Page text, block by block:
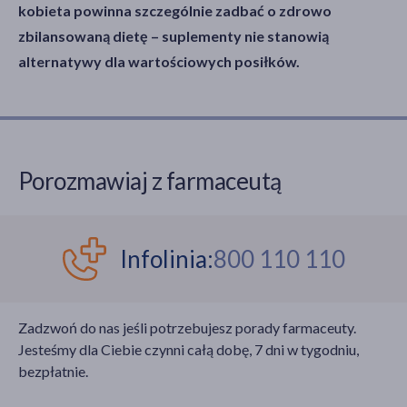
kobieta powinna szczególnie zadbać o zdrowo
zbilansowaną dietę – suplementy nie stanowią
alternatywy dla wartościowych posiłków.
Porozmawiaj z farmaceutą
Infolinia:800 110 110
Zadzwoń do nas jeśli potrzebujesz porady farmaceuty.
Jesteśmy dla Ciebie czynni całą dobę, 7 dni w tygodniu,
bezpłatnie.